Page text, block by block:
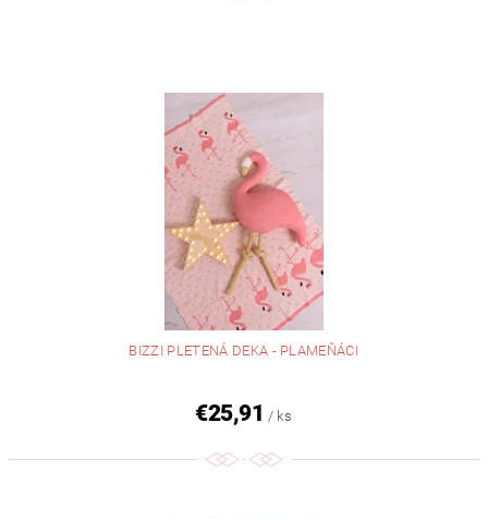
BIZZI PLETENÁ DEKA - PLAMEŇÁCI
€25,91 / ks